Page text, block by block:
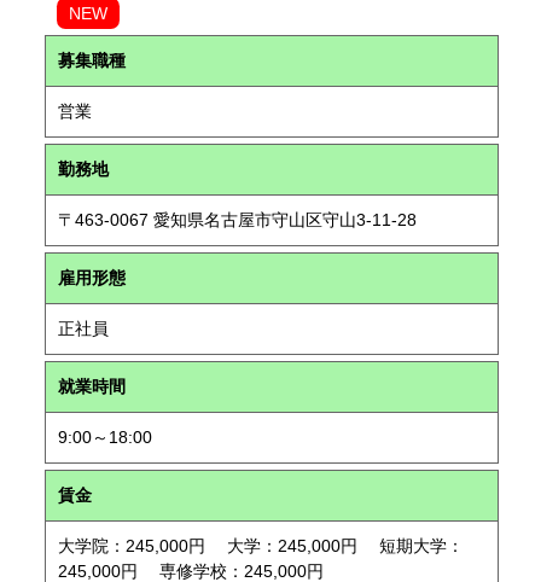
NEW
募集職種
営業
勤務地
〒463-0067 愛知県名古屋市守山区守山3-11-28
雇用形態
正社員
就業時間
9:00～18:00
賃金
大学院：245,000円 大学：245,000円 短期大学：
245,000円 専修学校：245,000円